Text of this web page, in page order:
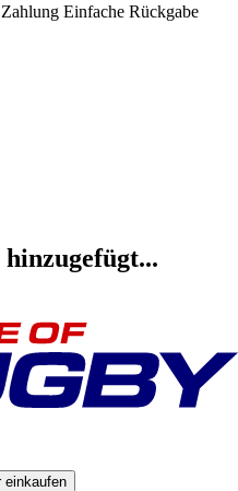
Einfache Rückgabe
einkaufen